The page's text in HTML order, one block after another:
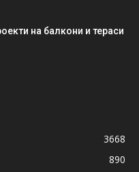
на балкони и тераси
3668
890